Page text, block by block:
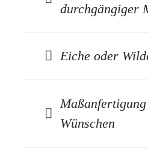
durchgängiger
Eiche oder
Wünschen